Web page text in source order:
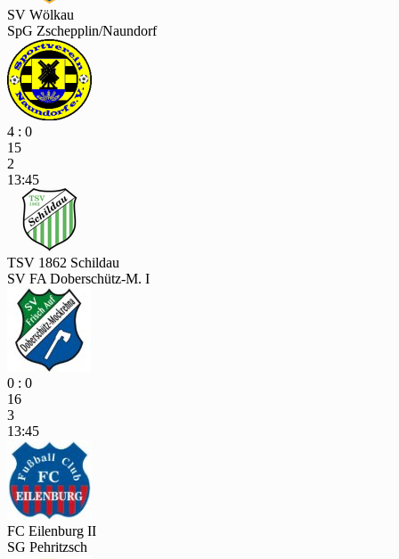
SV Wölkau
SpG Zschepplin/Naundorf
4 : 0
15
2
13:45
TSV 1862 Schildau
SV FA Doberschütz-M. I
0 : 0
16
3
13:45
FC Eilenburg II
SG Pehritzsch